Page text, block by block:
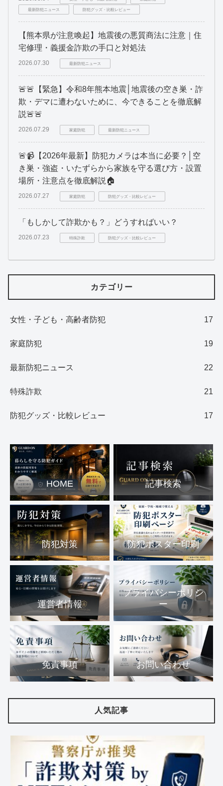
最新防犯ニュース 防犯グッズ・比較レビュー
【熊本県が注意喚起】地震後の悪質商法に注意｜住
宅修理・義援金詐欺の手口と対処法
2026.07.30 最新防犯ニュース
🚨🚨【緊急】令和8年熊本地震│地震後の空き巣・詐
欺・デマに遭わないために、今できることを徹底解
説🚨🚨
2026.07.29 家庭防犯 最新防犯ニュース
🚨📹【2026年最新】防犯カメラは本当に必要？│空
き巣・強盗・いたずらから家族を守る選び方・設置
場所・注意点を徹底解説🏠
2026.07.27 家庭防犯 防犯グッズ・比較レビュー
「もしかして詐欺かも？」どうすればいい？
2026.07.23 特殊詐欺 防犯グッズ・比較レビュー
カテゴリー
女性・子ども・高齢者防犯 17
家庭防犯 19
最新防犯ニュース 22
特殊詐欺 21
防犯グッズ・比較レビュー 17
HOME 記事検索
防犯対策 防犯ポスター印刷
運営者情報
プライバシーポリシ
ー
免責事項 お問い合わせ
人気記事